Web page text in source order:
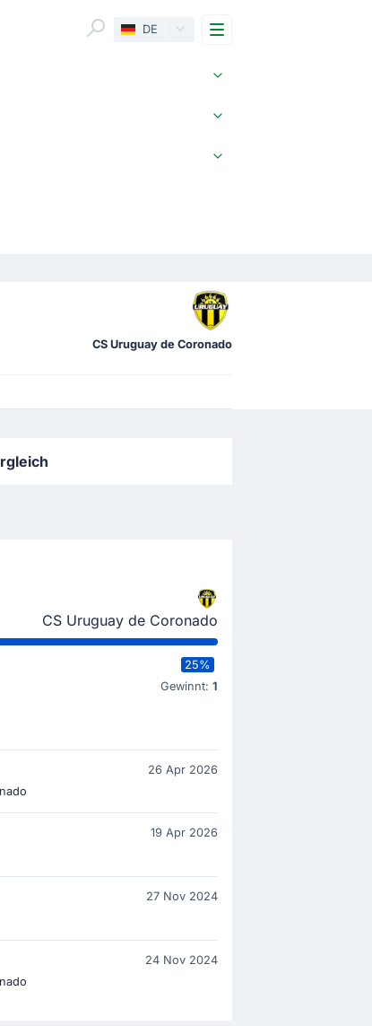
DE Menu
CS Uruguay de Coronado
CS Uruguay de Coronado
25%
Gewinnt: 1
26 Apr 2026
19 Apr 2026
27 Nov 2024
24 Nov 2024